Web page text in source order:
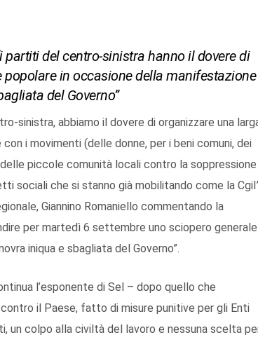
del centro-sinistra hanno il dovere di
in occasione della manifestazione
del Governo”
sinistra, abbiamo il dovere di organizzare una
i movimenti (delle donne, per i beni comuni, dei
piccole comunità locali contro la soppressione
sociali che si stanno già mobilitando come la
Giannino Romaniello commentando la
per martedì 6 settembre uno sciopero generale
iniqua e sbagliata del Governo”.
l’esponente di Sel – dopo quello che
il Paese, fatto di misure punitive per gli Enti
un colpo alla civiltà del lavoro e nessuna scelta